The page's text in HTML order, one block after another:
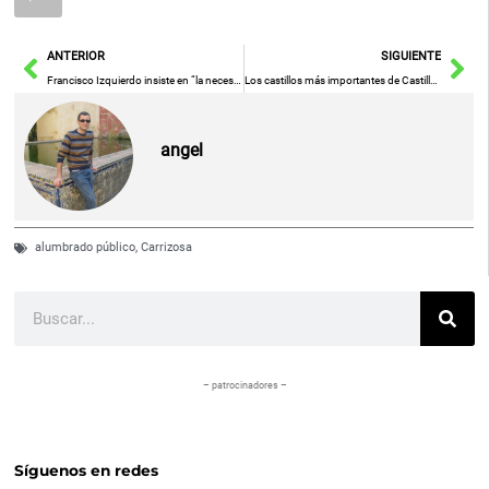
AntANTERIOR SIGUIENTE
angel
alumbrado público,Carrizosa
– patrocinadores –
Síguenos en redes